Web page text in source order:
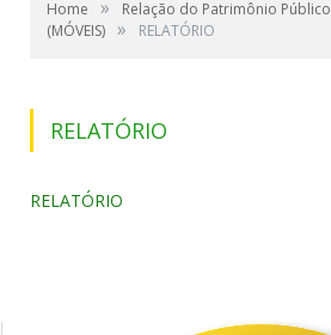
Home »
Relação do Patrimônio Público
(MÓVEIS) » RELATÓRIO
RELATÓRIO
RELATÓRIO